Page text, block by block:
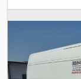
نوع التروس:تلقائي,
5.370 مم
, العرض
التحميل:
التحميل:
2022
المقعد, مرآة